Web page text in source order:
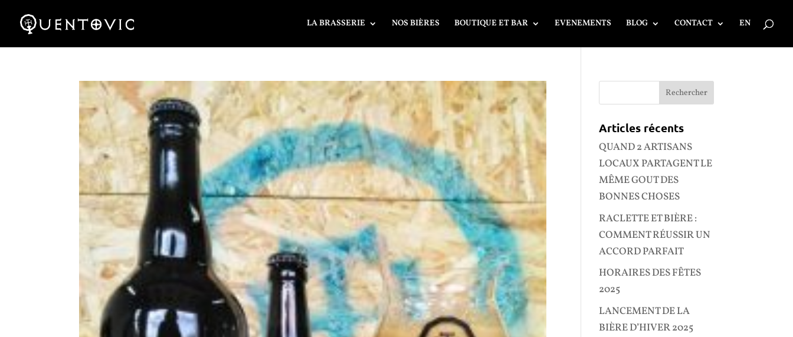
LA BRASSERIE NOS BIÈRES BOUTIQUE ET BAR EVENEMENTS BLOG CONTACT EN
Articles récents
QUAND 2 ARTISANS
LOCAUX PARTAGENT LE
MÊME GOUT DES
BONNES CHOSES
RACLETTE ET BIÈRE :
COMMENT RÉUSSIR UN
ACCORD PARFAIT
HORAIRES DES FÊTES
2025
LANCEMENT DE LA
BIÈRE D’HIVER 2025